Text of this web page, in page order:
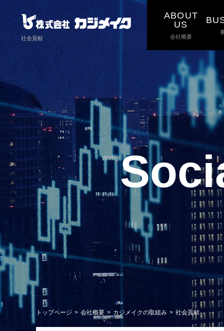
社会貢献
ABOUT
US
会社概要
トップページ 会社概要 カジメイクの取組み 社会貢献